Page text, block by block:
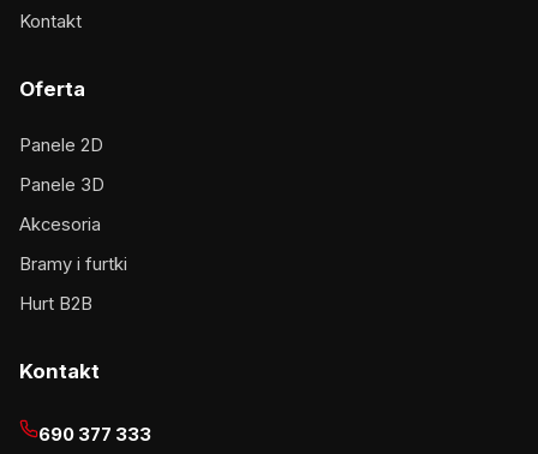
Kontakt
Oferta
Panele 2D
Panele 3D
Akcesoria
Bramy i furtki
Hurt B2B
Kontakt
690 377 333